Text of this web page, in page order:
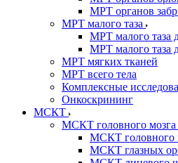
МРТ органов
МРТ малого таза
МРТ малого таза
МРТ малого таза
МРТ мягких тканей
МРТ всего тела
Комплексные
Онкоскрининг
МСКТ
МСКТ головного мозга
МСКТ головного
МСКТ глазных